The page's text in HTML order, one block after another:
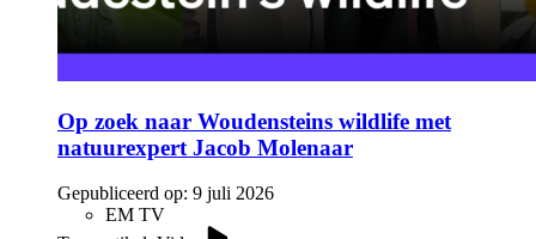
Op zoek naar Woudensteins wildlife met
natuurexpert Jacob Molenaar
Gepubliceerd op: 9 juli 2026
EM TV